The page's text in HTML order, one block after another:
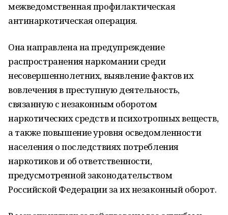
межведомственная профилактическая
антинаркотическая операция.
Она направлена на предупреждение
распространения наркомании среди
несовершеннолетних, выявление фактов их
вовлечения в преступную деятельность,
связанную с незаконным оборотом
наркотических средств и психотропных веществ,
а также повышение уровня осведомленности
населения о последствиях потребления
наркотиков и об ответственности,
предусмотренной законодательством
Российской Федерации за их незаконный оборот.